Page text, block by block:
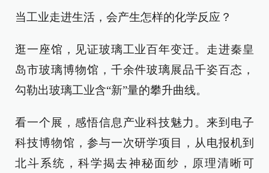
当工业走进生活，会产生怎样的化学反应？
逛一座馆，见证玻璃工业百年变迁。走进秦皇
岛市玻璃博物馆，千余件玻璃展品千姿百态，
勾勒出玻璃工业含“新”量的攀升曲线。
看一个展，感悟信息产业科技魅力。来到电子
科技博物馆，参与一次研学项目，从电报机到
北斗系统，科学揭去神秘面纱，原理清晰可